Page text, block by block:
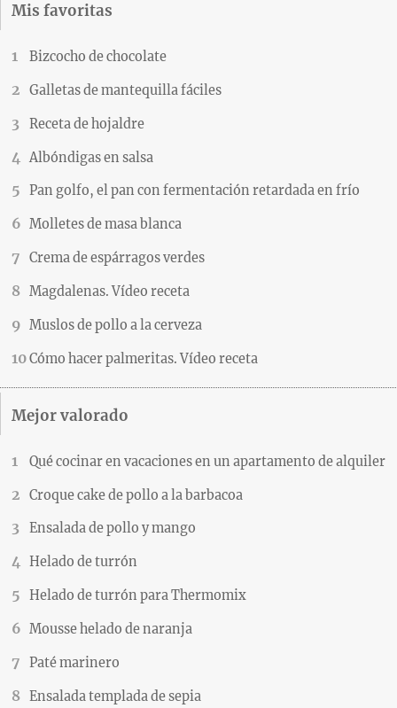
Mis favoritas
Bizcocho de chocolate
Galletas de mantequilla fáciles
Receta de hojaldre
Albóndigas en salsa
Pan golfo, el pan con fermentación retardada en frío
Molletes de masa blanca
Crema de espárragos verdes
Magdalenas. Vídeo receta
Muslos de pollo a la cerveza
Cómo hacer palmeritas. Vídeo receta
Mejor valorado
Qué cocinar en vacaciones en un apartamento de alquiler
Croque cake de pollo a la barbacoa
Ensalada de pollo y mango
Helado de turrón
Helado de turrón para Thermomix
Mousse helado de naranja
Paté marinero
Ensalada templada de sepia